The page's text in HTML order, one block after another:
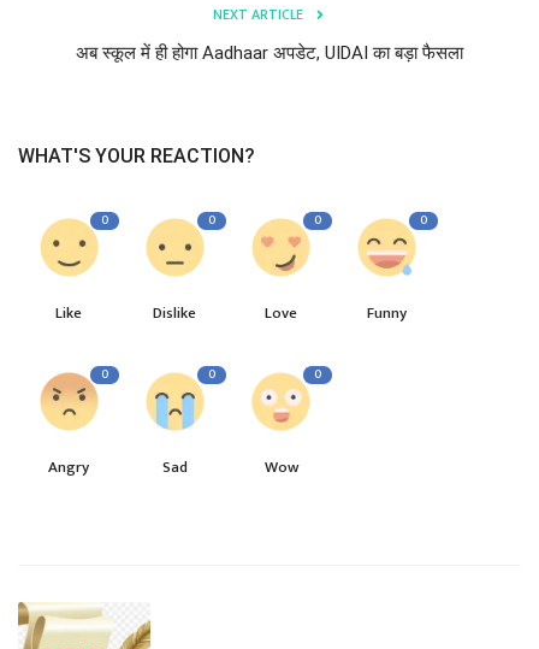
NEXT ARTICLE
अब स्कूल में ही होगा Aadhaar अपडेट, UIDAI का बड़ा फैसला
WHAT'S YOUR REACTION?
0
Like
0
Dislike
0
Love
0
Funny
0
Angry
0
Sad
0
Wow